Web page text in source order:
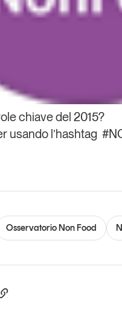
chiave del 2015?
usando l’hashtag
Osservatorio Non Food